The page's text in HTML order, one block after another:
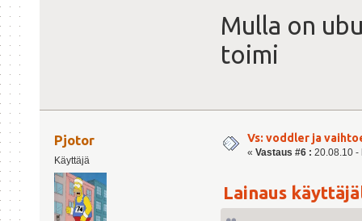
Mulla on
toimi
Pjotor
Käyttäjä
Vs: voddler ja
« Vastaus #6 : 20.08.10 -
Lainaus